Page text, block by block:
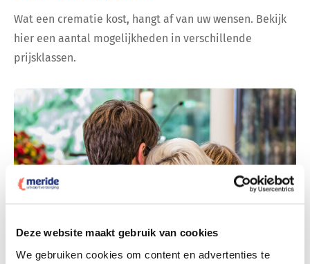
Deze website maakt gebruik van cookies
We gebruiken cookies om content en advertenties te
Wat een crematie kost, hangt af van uw wensen. Bekijk
hier een aantal mogelijkheden in verschillende
prijsklassen.
Dit kost een crematie
Bekijk tarieven voor crematie